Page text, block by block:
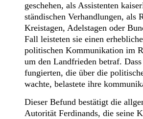
geschehen, als Assistenten
ständischen Verhandlungen, als
Kreistagen, Adelstagen oder
Fall leisteten sie einen
politischen Kommunikation im
um den Landfrieden betraf.
fungierten, die über die
wachte, belastete ihre
Dieser Befund bestätigt die
Autorität Ferdinands, die seine